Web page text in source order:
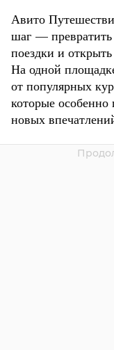
Авито
шаг — превратить
поездки и
На одной
от популярных
которые
новых